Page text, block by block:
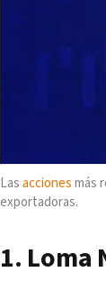
Las acciones más
exportadoras.
1. Loma